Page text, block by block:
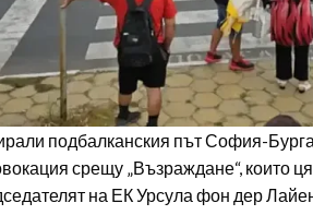
подбалканския път София-
срещу „Възраждане“, които
на ЕК Урсула фон дер